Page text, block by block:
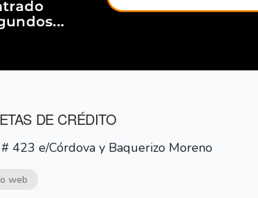
DE CRÉDITO
423 e/Córdova y Baquerizo Moreno
web